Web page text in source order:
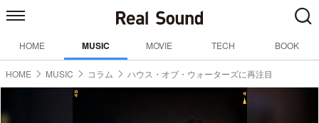
HOME MUSIC MOVIE TECH BOOK
HOME MUSIC コラム ハウス・オブ・ウォーターズに再注目